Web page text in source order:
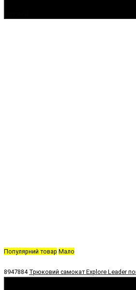
Популярний товар Мало
8947884 Трюковий самокат Explore Leader